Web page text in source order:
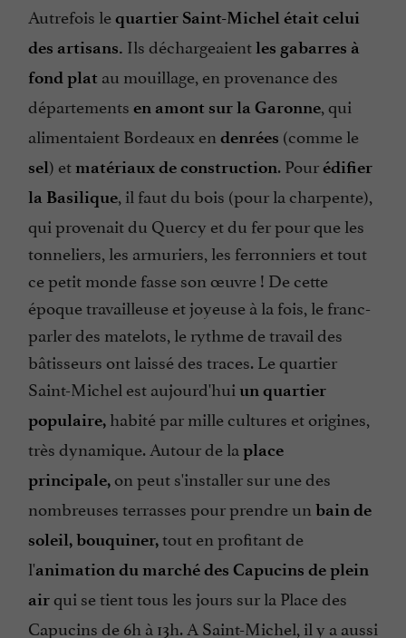
Autrefois lequartier Saint-Michel était celui
des artisans. Ils déchargeaientles gabarres à
fond plat au mouillage, en provenance des
départements en amont sur la Garonne, qui
alimentaient Bordeaux en denrées (comme le
sel) et matériaux de construction. Pourédifier
la Basilique, il faut du bois (pour la charpente),
qui provenait du Quercy et du fer pour que les
tonneliers, les armuriers, les ferronniers et tout
ce petit monde fasse son œuvre ! De cette
époque travailleuse et joyeuse à la fois, le franc-
parler des matelots, le rythme de travail des
bâtisseurs ont laissé des traces. Le quartier
Saint-Michel est aujourd'hui un quartier
populaire, habité par mille cultures et origines,
très dynamique. Autour de la place
principale, on peut s'installer sur une des
nombreuses terrasses pour prendre un bain de
soleil, bouquiner,tout en profitant de
l'animation du marché des Capucins de plein
airqui se tient tous les jours sur la Place des
Capucins de 6h à 13h. A Saint-Michel, il y a aussi